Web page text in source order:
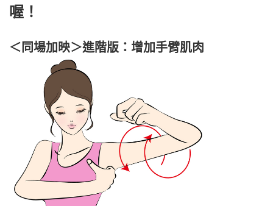
喔！
＜同場加映＞進階版：增加手臂肌肉